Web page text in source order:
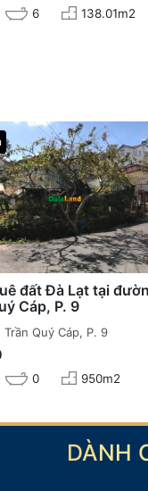
6 138.01m2
đất Đà Lạt tại
Cáp, P. 9
Quý Cáp, P. 9
0 950m2
DÀNH